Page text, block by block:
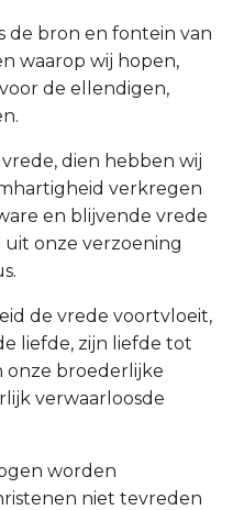
de bron en fontein van
waarop wij hopen,
de ellendigen,
dien hebben wij
verkregen
en blijvende vrede
onze verzoening
de vrede voortvloeit,
liefde, zijn liefde tot
onze broederlijke
verwaarloosde
worden
niet tevreden